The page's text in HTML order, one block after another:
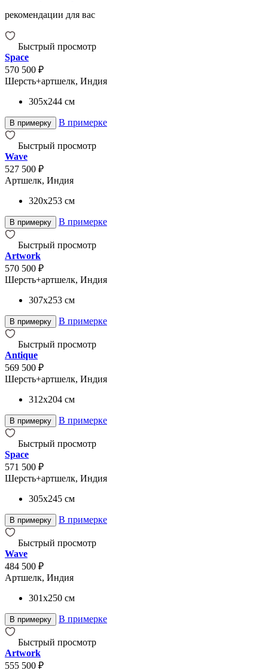
рекомендации для вас
Быстрый просмотр
Space
570 500 ₽
Шерсть+артшелк, Индия
305x244 см
В примерку В примерке
Быстрый просмотр
Wave
527 500 ₽
Артшелк, Индия
320x253 см
В примерку В примерке
Быстрый просмотр
Artwork
570 500 ₽
Шерсть+артшелк, Индия
307x253 см
В примерку В примерке
Быстрый просмотр
Antique
569 500 ₽
Шерсть+артшелк, Индия
312x204 см
В примерку В примерке
Быстрый просмотр
Space
571 500 ₽
Шерсть+артшелк, Индия
305x245 см
В примерку В примерке
Быстрый просмотр
Wave
484 500 ₽
Артшелк, Индия
301x250 см
В примерку В примерке
Быстрый просмотр
Artwork
555 500 ₽